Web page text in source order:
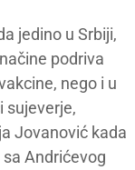
jedino u Srbiji,
podriva
nego i u
sujeverje,
Jovanović kada
Andrićevog